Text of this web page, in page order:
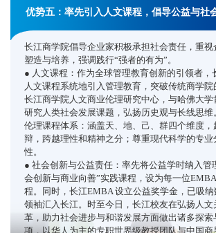
优势五：率先引入人文课程，倡导公益与社
长江商学院倡导企业家积极承担社会责任，重视
塑造与培养，强调践行“强者的有为”。
● 人文课程：作为全球管理教育创新的引领者，
人文课程系统地引入管理教育，突破传统商学
长江商学院人文商业伦理研究中心，与哈佛大学
研究人类社会发展课题，弘扬历史观与长线思维
伦理课程体系：涵盖天、地、己、群四个维度，
辩，跨越理性和精神之分；尊重现代科学的专
性。
● 社会创新与公益责任：率先将公益学时纳入管
会创新与商业向善”实践课程，设为每一位
程。同时，长江EMBA 设立公益奖学金，已吸
领袖汇入长江。时至今日，长江校友在弘扬人
革，助力社会进步与和谐发展方面做出诸多探索
项，以华人为主的专职世界级教授团队与中国商